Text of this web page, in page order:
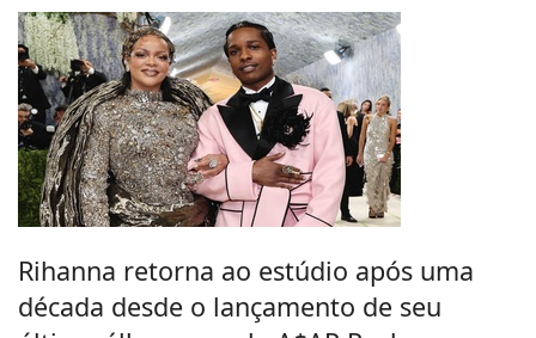
Rihanna retorna ao estúdio após uma
década desde o lançamento de seu